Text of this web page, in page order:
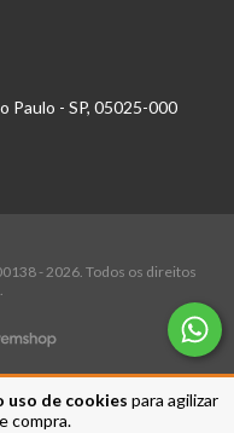
uso de cookies para agilizar
compra.
Paulo - SP, 05025-000
- 2026. Todos os direitos